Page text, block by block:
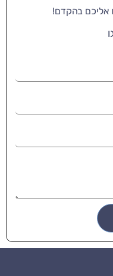
אליכם בהקדם!